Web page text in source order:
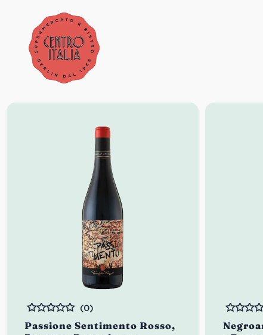
Passione Sentimento Rosso,
Bewertet
(0)
Bewertet